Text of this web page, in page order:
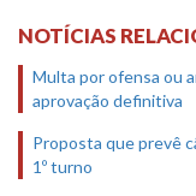
NOTÍCIAS
Multa por ofensa ou
aprovação definitiva
Proposta que prevê
1º turno